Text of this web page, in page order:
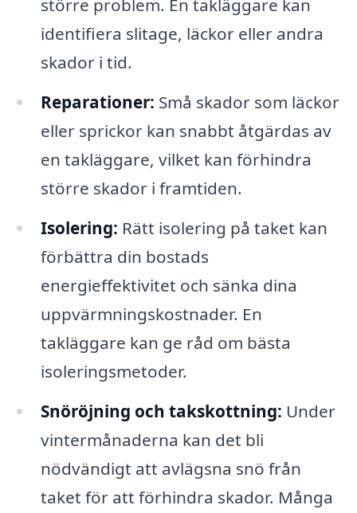
större problem. En takläggare kan
identifiera slitage, läckor eller andra
skador i tid.
Reparationer: Små skador som läckor
eller sprickor kan snabbt åtgärdas av
en takläggare, vilket kan förhindra
större skador i framtiden.
Isolering: Rätt isolering på taket kan
förbättra din bostads
energieffektivitet och sänka dina
uppvärmningskostnader. En
takläggare kan ge råd om bästa
isoleringsmetoder.
Snöröjning och takskottning: Under
vintermånaderna kan det bli
nödvändigt att avlägsna snö från
taket för att förhindra skador. Många